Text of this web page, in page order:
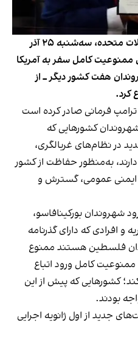
دونالد ترامپ، رییس‌جمهوری ایالات متحده، سه‌شنبه ۲۵ آذر
کامل سفر به آمریکا
هفت کشور دیگر ــ از
کرد.
ترامپ فرمانی صادر کرده است
کشورهایی که
در نظام‌های غربالگری،
دارند، به‌منظور حفاظت از کشور
ایمنی عمومی، گسترش و
شهروندان بورکینافاسو،
و افرادی که دارای گذرنامه
فلسطین هستند ممنوع
کامل ورود اتباع
کشورهایی که پیش از این
بودند.
جدید از اول ژانویه اجرایی